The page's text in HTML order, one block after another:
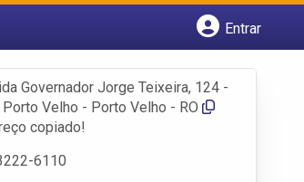
Entrar
loginGovernador Jorge Teixeira, 124 -
Porto Velho - Porto Velho - RO
copiado!
6110